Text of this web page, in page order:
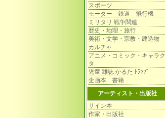
スポーツ
モーター 鉄道 飛行機
ミリタリ 戦争関連
歴史・地理・旅行
美術・文学・宗教・建造物
カルチャ
アニメ・コミック・キャラク
タ
児童 雑誌 かるた ﾄﾗﾝﾌﾟ
企画本 書籍
アーティスト・出版社
サイン本
作家・出版社